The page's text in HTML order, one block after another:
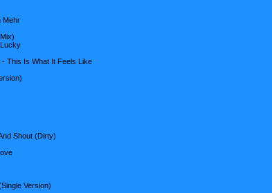
Mehr
This Is What It Feels Like
Shout (Dirty)
Version)